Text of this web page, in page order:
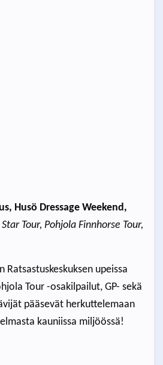
Husö Dressage Weekend,
Tour, Pohjola Finnhorse Tour,
upeissa
Tour -osakilpailut, GP- sekä
pääsevät herkuttelemaan
kauniissa miljöössä!